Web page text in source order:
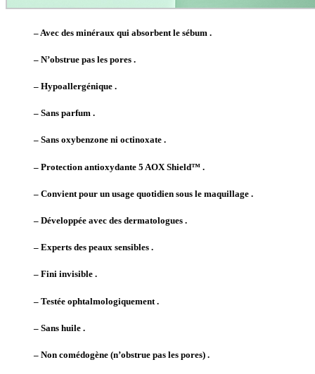
– Avec des minéraux qui absorbent le sébum .
– N’obstrue pas les pores .
– Hypoallergénique .
– Sans parfum .
– Sans oxybenzone ni octinoxate .
– Protection antioxydante 5 AOX Shield™ .
– Convient pour un usage quotidien sous le maquillage .
– Développée avec des dermatologues .
– Experts des peaux sensibles .
– Fini invisible .
– Testée ophtalmologiquement .
– Sans huile .
– Non comédogène (n’obstrue pas les pores) .